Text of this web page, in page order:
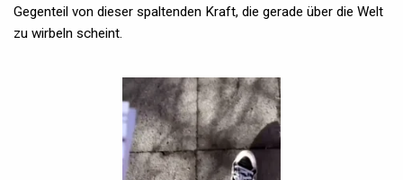
Gegenteil von dieser spaltenden Kraft, die gerade über die Welt
zu wirbeln scheint.